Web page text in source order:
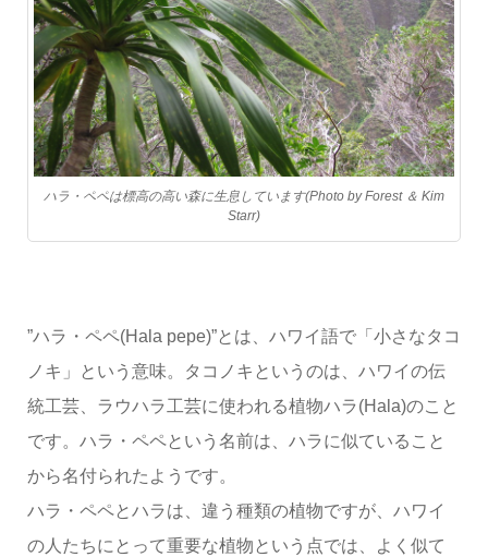
ハラ・ペペは標高の高い森に生息しています(Photo by Forest ＆ Kim
Starr)
”ハラ・ペペ(Hala pepe)”とは、ハワイ語で「小さなタコ
ノキ」という意味。タコノキというのは、ハワイの伝
統工芸、ラウハラ工芸に使われる植物ハラ(Hala)のこと
です。ハラ・ペペという名前は、ハラに似ていること
から名付られたようです。
ハラ・ペペとハラは、違う種類の植物ですが、ハワイ
の人たちにとって重要な植物という点では、よく似て